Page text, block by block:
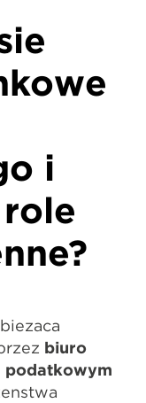
i
biuro
podatkowym